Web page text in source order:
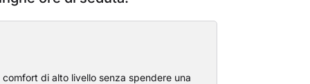
comfort di alto livello senza spendere una